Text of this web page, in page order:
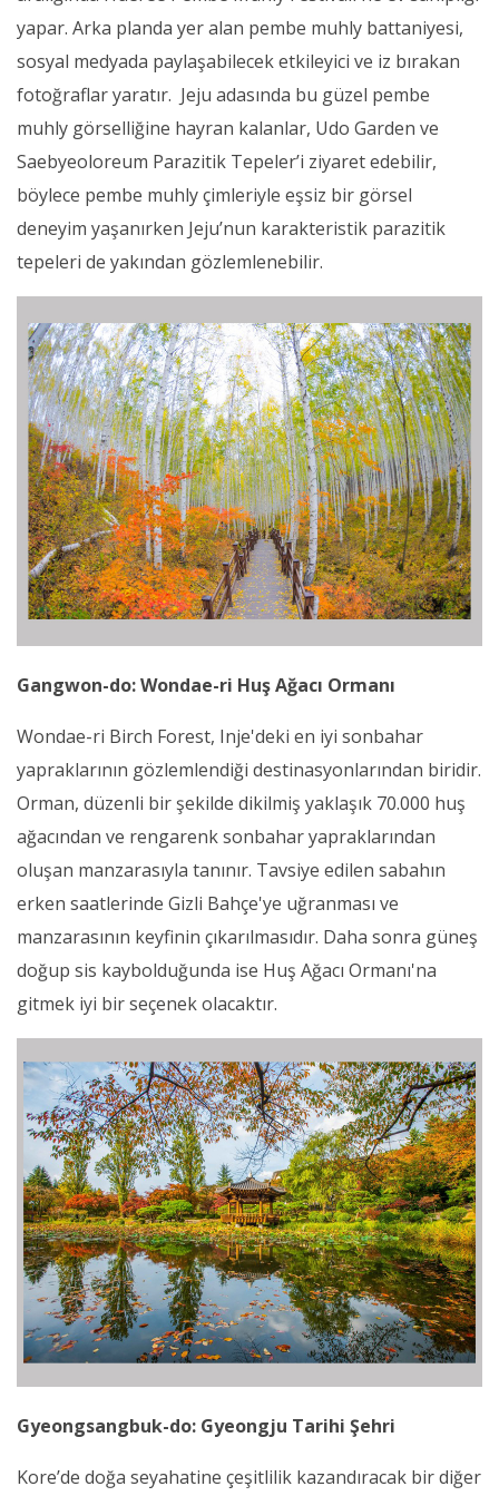
yapar. Arka planda yer alan pembe muhly battaniyesi,
sosyal medyada paylaşabilecek etkileyici ve iz bırakan
fotoğraflar yaratır. Jeju adasında bu güzel pembe
muhly görselliğine hayran kalanlar, Udo Garden ve
Saebyeoloreum Parazitik Tepeler’i ziyaret edebilir,
böylece pembe muhly çimleriyle eşsiz bir görsel
deneyim yaşanırken Jeju’nun karakteristik parazitik
tepeleri de yakından gözlemlenebilir.
Gangwon-do: Wondae-ri Huş Ağacı Ormanı
Wondae-ri Birch Forest, Inje'deki en iyi sonbahar
yapraklarının gözlemlendiği destinasyonlarından biridir.
Orman, düzenli bir şekilde dikilmiş yaklaşık 70.000 huş
ağacından ve rengarenk sonbahar yapraklarından
oluşan manzarasıyla tanınır. Tavsiye edilen sabahın
erken saatlerinde Gizli Bahçe'ye uğranması ve
manzarasının keyfinin çıkarılmasıdır. Daha sonra güneş
doğup sis kaybolduğunda ise Huş Ağacı Ormanı'na
gitmek iyi bir seçenek olacaktır.
Gyeongsangbuk-do: Gyeongju Tarihi Şehri
Kore’de doğa seyahatine çeşitlilik kazandıracak bir diğer